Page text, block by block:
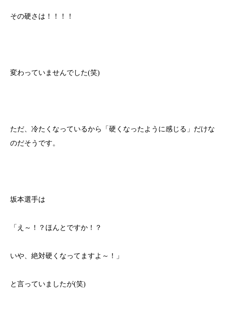
その硬さは！！！！
変わっていませんでした(笑)
ただ、冷たくなっているから「硬くなったように感じる」だけな
のだそうです。
坂本選手は
「え～！？ほんとですか！？
いや、絶対硬くなってますよ～！」
と言っていましたが(笑)